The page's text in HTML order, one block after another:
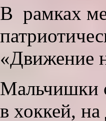
В рамках
«Движение
Мальчишки
в хоккей,